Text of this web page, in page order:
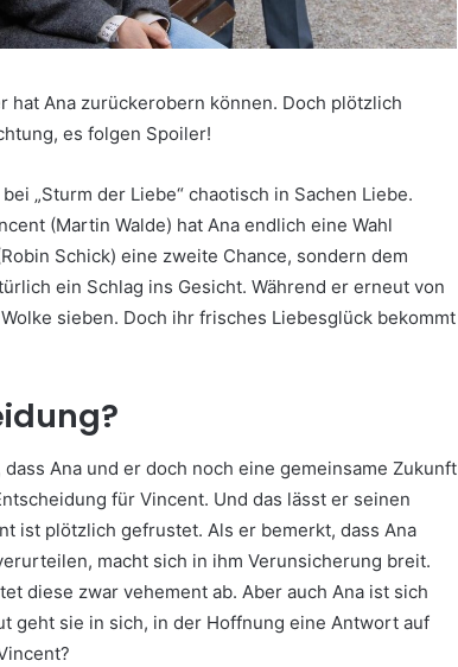
Ana zurückerobern können. Doch plötzlich
es folgen Spoiler!
„Sturm der Liebe“ chaotisch in Sachen Liebe.
(Martin Walde) hat Ana endlich eine Wahl
Schick) eine zweite Chance, sondern dem
ein Schlag ins Gesicht. Während er erneut von
sieben. Doch ihr frisches Liebesglück bekommt
Ana und er doch noch eine gemeinsame Zukunft
für Vincent. Und das lässt er seinen
ist plötzlich gefrustet. Als er bemerkt, dass Ana
macht sich in ihm Verunsicherung breit.
diese zwar vehement ab. Aber auch Ana ist sich
geht sie in sich, in der Hoffnung eine Antwort auf